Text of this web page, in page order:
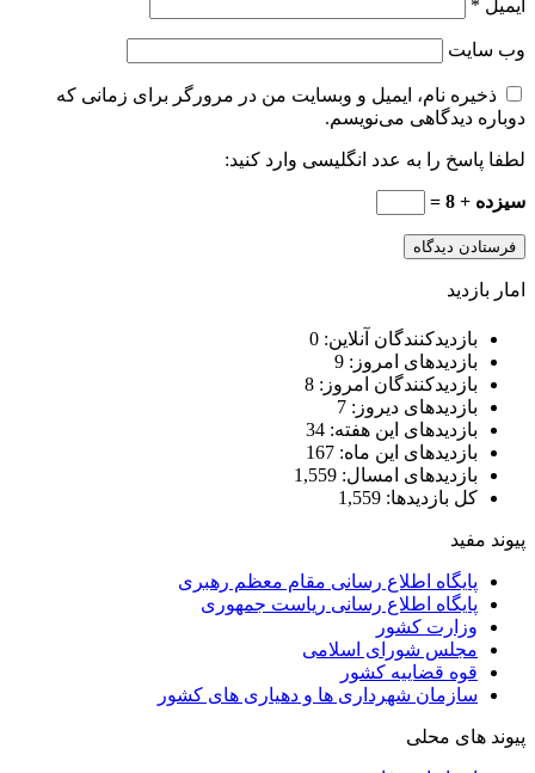
ایمیل *
وب‌ سایت
ذخیره نام، ایمیل و وبسایت من در مرورگر برای زمانی که
دوباره دیدگاهی می‌نویسم.
لطفا پاسخ را به عدد انگلیسی وارد کنید:
سیزده + 8 =
امار بازدید
بازدیدکنندگان آنلاین: 0
بازدیدهای امروز: 9
بازدیدکنندگان امروز: 8
بازدیدهای دیروز: 7
بازدیدهای این هفته: 34
بازدیدهای این ماه: 167
بازدیدهای امسال: 1,559
کل بازدیدها: 1,559
پیوند مفید
پایگاه اطلاع رسانی مقام معظم رهبری
پایگاه اطلاع رسانی ریاست جمهوری
وزارت کشور
مجلس شورای اسلامی
قوه قضاییه کشور
سازمان شهرداری ها و دهیاری های کشور
پیوند های محلی